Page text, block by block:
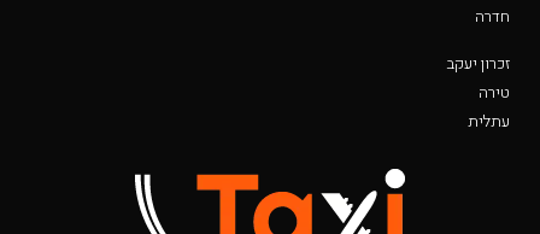
חדרה
זכרון יעקב
טירה
עתלית